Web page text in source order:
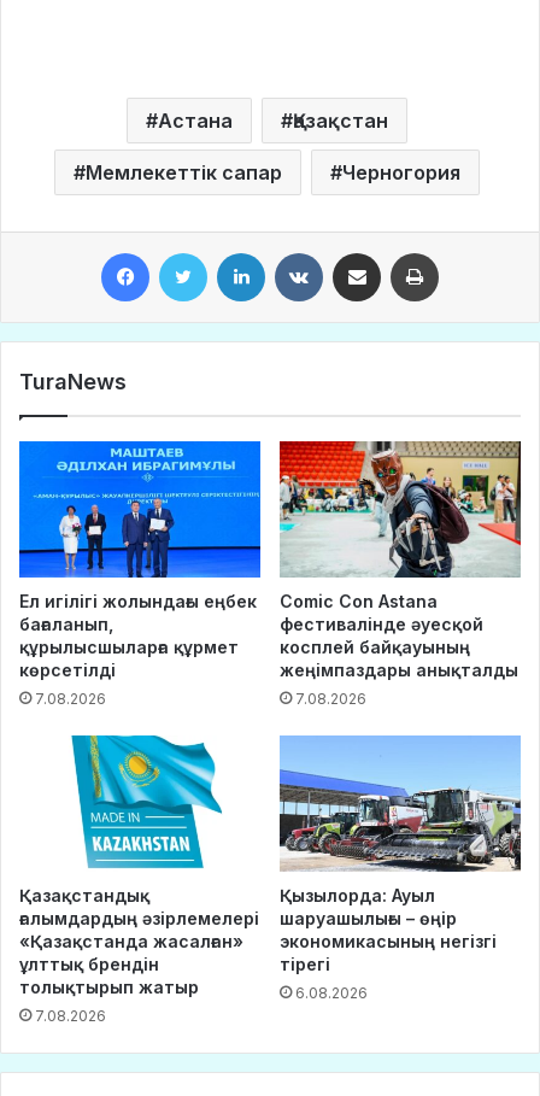
Астана Қазақстан
Мемлекеттік сапар Черногория
TuraNews
Ел игілігі жолындағы еңбек
бағаланып,
құрылысшыларға құрмет
көрсетілді
7.08.2026
Comic Con Astana
фестивалінде әуесқой
косплей байқауының
жеңімпаздары анықталды
7.08.2026
Қазақстандық
ғалымдардың әзірлемелері
«Қазақстанда жасалған»
ұлттық брендін
толықтырып жатыр
7.08.2026
Қызылорда: Ауыл
шаруашылығы – өңір
экономикасының негізгі
тірегі
6.08.2026